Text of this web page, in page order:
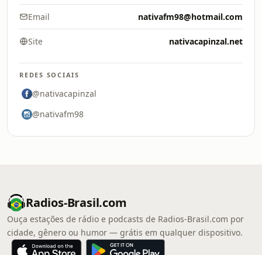
Email nativafm98@hotmail.com
Site nativacapinzal.net
REDES SOCIAIS
@nativacapinzal
@nativafm98
Radios-Brasil.com
Ouça estações de rádio e podcasts de Radios-Brasil.com por
cidade, gênero ou humor — grátis em qualquer dispositivo.